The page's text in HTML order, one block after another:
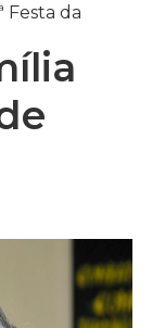
Festa da